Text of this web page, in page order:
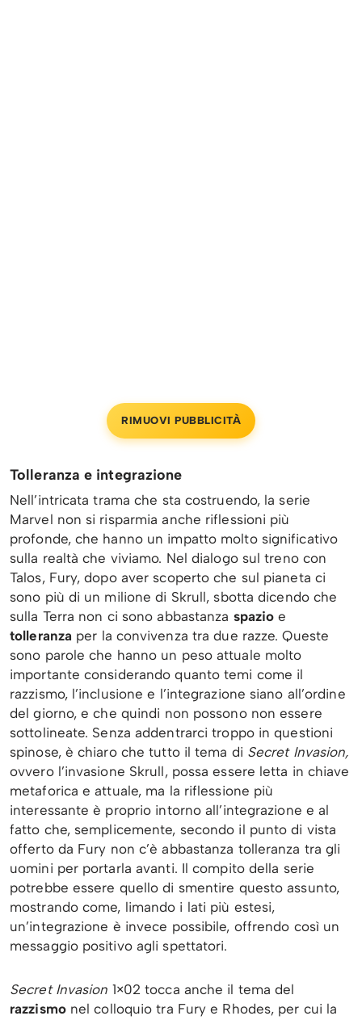
RIMUOVI PUBBLICITÀ
Tolleranza e integrazione
Nell’intricata trama che sta costruendo, la serie
Marvel non si risparmia anche riflessioni più
profonde, che hanno un impatto molto significativo
sulla realtà che viviamo. Nel dialogo sul treno con
Talos, Fury, dopo aver scoperto che sul pianeta ci
sono più di un milione di Skrull, sbotta dicendo che
sulla Terra non ci sono abbastanza spazio e
tolleranza per la convivenza tra due razze. Queste
sono parole che hanno un peso attuale molto
importante considerando quanto temi come il
razzismo, l’inclusione e l’integrazione siano all’ordine
del giorno, e che quindi non possono non essere
sottolineate. Senza addentrarci troppo in questioni
spinose, è chiaro che tutto il tema di Secret Invasion,
ovvero l’invasione Skrull, possa essere letta in chiave
metaforica e attuale, ma la riflessione più
interessante è proprio intorno all’integrazione e al
fatto che, semplicemente, secondo il punto di vista
offerto da Fury non c’è abbastanza tolleranza tra gli
uomini per portarla avanti. Il compito della serie
potrebbe essere quello di smentire questo assunto,
mostrando come, limando i lati più estesi,
un’integrazione è invece possibile, offrendo così un
messaggio positivo agli spettatori.
Secret Invasion 1×02 tocca anche il tema del
razzismonel colloquio tra Fury e Rhodes, per cui la